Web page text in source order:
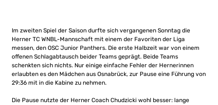
Im zweiten Spiel der Saison durfte sich vergangenen Sonntag die
Herner TC WNBL-Mannschaft mit einem der Favoriten der Liga
messen, den OSC Junior Panthers. Die erste Halbzeit war von einem
offenen Schlagabtausch beider Teams geprägt. Beide Teams
schenkten sich nichts. Nur einige einfache Fehler der Hernerinnen
erlaubten es den Mädchen aus Osnabrück, zur Pause eine Führung von
29:36 mit in die Kabine zu nehmen.
Die Pause nutzte der Herner Coach Chudzicki wohl besser: lange